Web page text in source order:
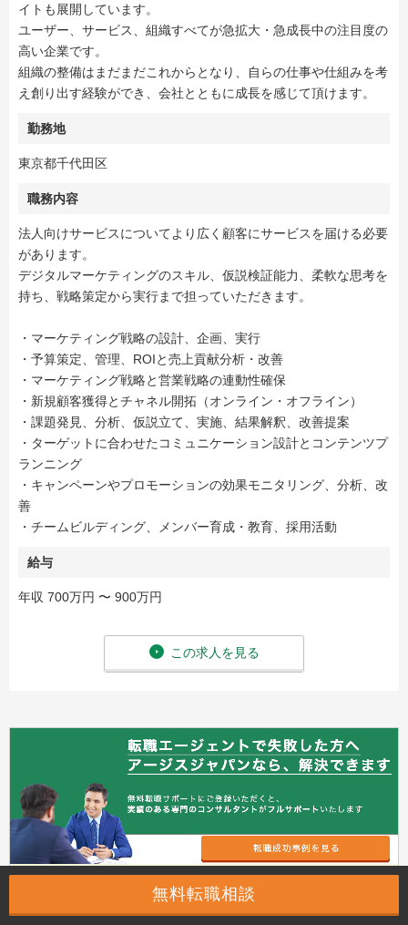
イトも展開しています。
ユーザー、サービス、組織すべてが急拡大・急成長中の注目度の
高い企業です。
組織の整備はまだまだこれからとなり、自らの仕事や仕組みを考
え創り出す経験ができ、会社とともに成長を感じて頂けます。
勤務地
東京都千代田区
職務内容
法人向けサービスについてより広く顧客にサービスを届ける必要
があります。
デジタルマーケティングのスキル、仮説検証能力、柔軟な思考を
持ち、戦略策定から実行まで担っていただきます。
・マーケティング戦略の設計、企画、実行
・予算策定、管理、ROIと売上貢献分析・改善
・マーケティング戦略と営業戦略の連動性確保
・新規顧客獲得とチャネル開拓（オンライン・オフライン）
・課題発見、分析、仮説立て、実施、結果解釈、改善提案
・ターゲットに合わせたコミュニケーション設計とコンテンツプ
ランニング
・キャンペーンやプロモーションの効果モニタリング、分析、改
善
・チームビルディング、メンバー育成・教育、採用活動
給与
年収 700万円 〜 900万円
この求人を見る
無料転職相談